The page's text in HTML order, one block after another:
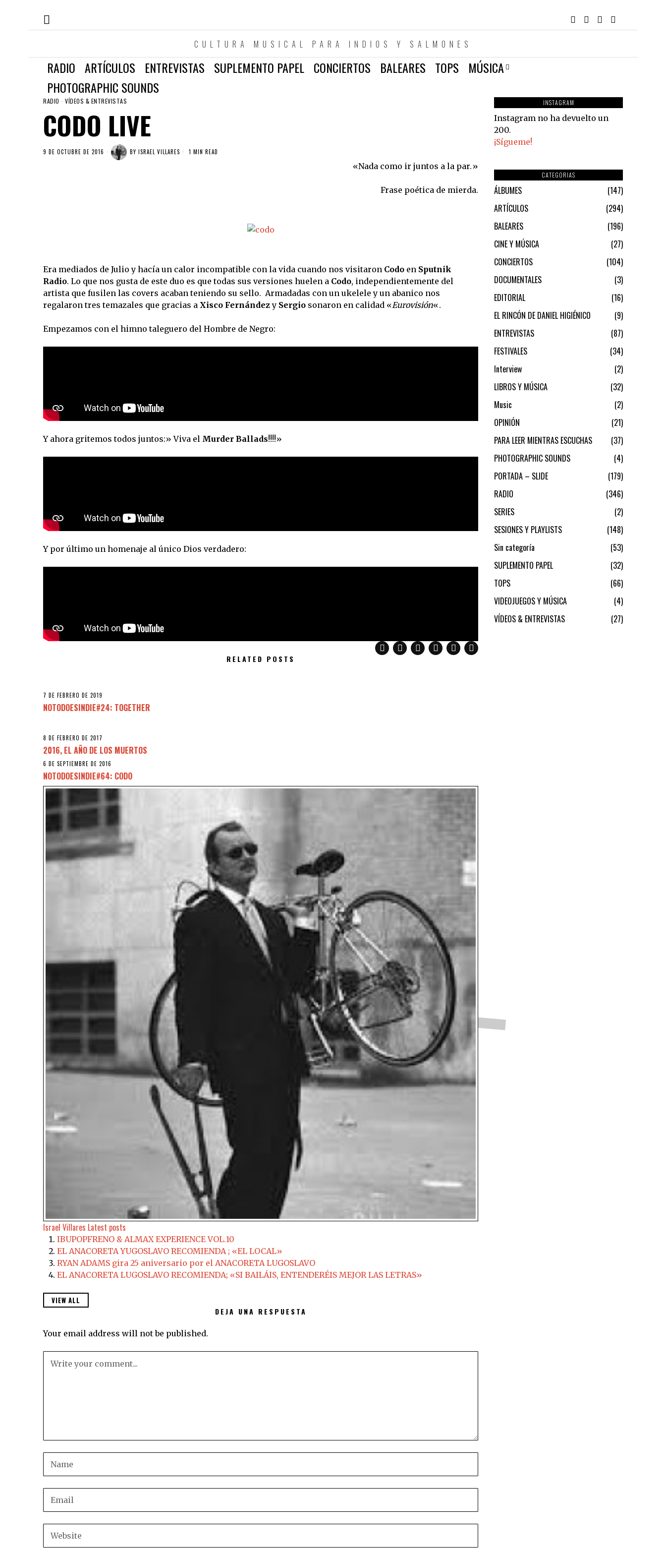
CULTURA MUSICAL PARA INDIOS Y SALMONES
RADIO ARTÍCULOS ENTREVISTAS SUPLEMENTO PAPEL CONCIERTOS BALEARES TOPS
MÚSICA
PHOTOGRAPHIC SOUNDS
RADIO · VÍDEOS & ENTREVISTAS
CODO LIVE
9 DE OCTUBRE DE 2016 BY ISRAEL VILLARES 1 MIN READ
«Nada como ir juntos a la par.»
Frase poética de mierda.
Era mediados de Julio y hacía un calor incompatible con la vida cuando nos visitaron Codo en Sputnik
Radio. Lo que nos gusta de este duo es que todas sus versiones huelen a Codo, independientemente del
artista que fusilen las covers acaban teniendo su sello. Armadadas con un ukelele y un abanico nos
regalaron tres temazales que gracias a Xisco Fernándezy Sergio sonaron en calidad «Eurovisión«.
Empezamos con el himno taleguero del Hombre de Negro:
Y ahora gritemos todos juntos:» Viva el Murder Ballads!!!!»
Y por último un homenaje al único Dios verdadero:
RELATED POSTS
7 DE FEBRERO DE 2019
NOTODOESINDIE#24: TOGETHER
8 DE FEBRERO DE 2017
2016, EL AÑO DE LOS MUERTOS
6 DE SEPTIEMBRE DE 2016
NOTODOESINDIE#64: CODO
Israel Villares Latest posts
IBUPOPFRENO & ALMAX EXPERIENCE VOL.10
EL ANACORETA YUGOSLAVO RECOMIENDA ; «EL LOCAL»
RYAN ADAMS gira 25 aniversario por el ANACORETA LUGOSLAVO
EL ANACORETA LUGOSLAVO RECOMIENDA; «SI BAILÁIS, ENTENDERÉIS MEJOR LAS LETRAS»
VIEW ALL
DEJA UNA RESPUESTA
Your email address will not be published.
INSTAGRAM
Instagram no ha devuelto un
200.
¡Sígueme!
CATEGORIAS
ÁLBUMES
147
ARTÍCULOS
294
BALEARES
196
CINE Y MÚSICA
27
CONCIERTOS
104
DOCUMENTALES
3
EDITORIAL
16
EL RINCÓN DE DANIEL HIGIÉNICO
9
ENTREVISTAS
87
FESTIVALES
34
Interview
2
LIBROS Y MÚSICA
32
Music
2
OPINIÓN
21
PARA LEER MIENTRAS ESCUCHAS
37
PHOTOGRAPHIC SOUNDS
4
PORTADA – SLIDE
179
RADIO
346
SERIES
2
SESIONES Y PLAYLISTS
148
Sin categoría
53
SUPLEMENTO PAPEL
32
TOPS
66
VIDEOJUEGOS Y MÚSICA
4
VÍDEOS & ENTREVISTAS
27